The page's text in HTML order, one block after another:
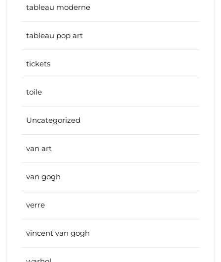
tableau moderne
tableau pop art
tickets
toile
Uncategorized
van art
van gogh
verre
vincent van gogh